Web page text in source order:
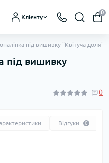
Клієнту
0
під вишивку "Квітуча доля"
під вишивку
0
Відгуки 0